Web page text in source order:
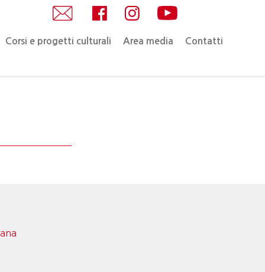
Corsi e progetti culturali Area media Contatti